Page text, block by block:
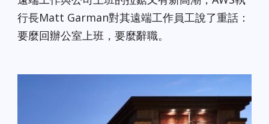
行長Matt Garman對其遠端工作員工說了重話：
要麼回辦公室上班，要麼辭職。